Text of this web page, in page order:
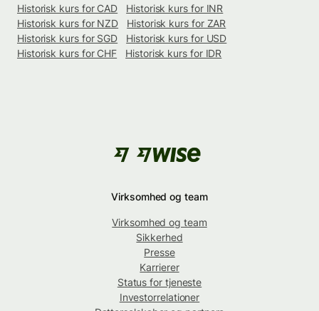
Historisk kurs for CAD
Historisk kurs for INR
Historisk kurs for NZD
Historisk kurs for ZAR
Historisk kurs for SGD
Historisk kurs for USD
Historisk kurs for CHF
Historisk kurs for IDR
Virksomhed og team
Virksomhed og team
Sikkerhed
Presse
Karrierer
Status for tjeneste
Investorrelationer